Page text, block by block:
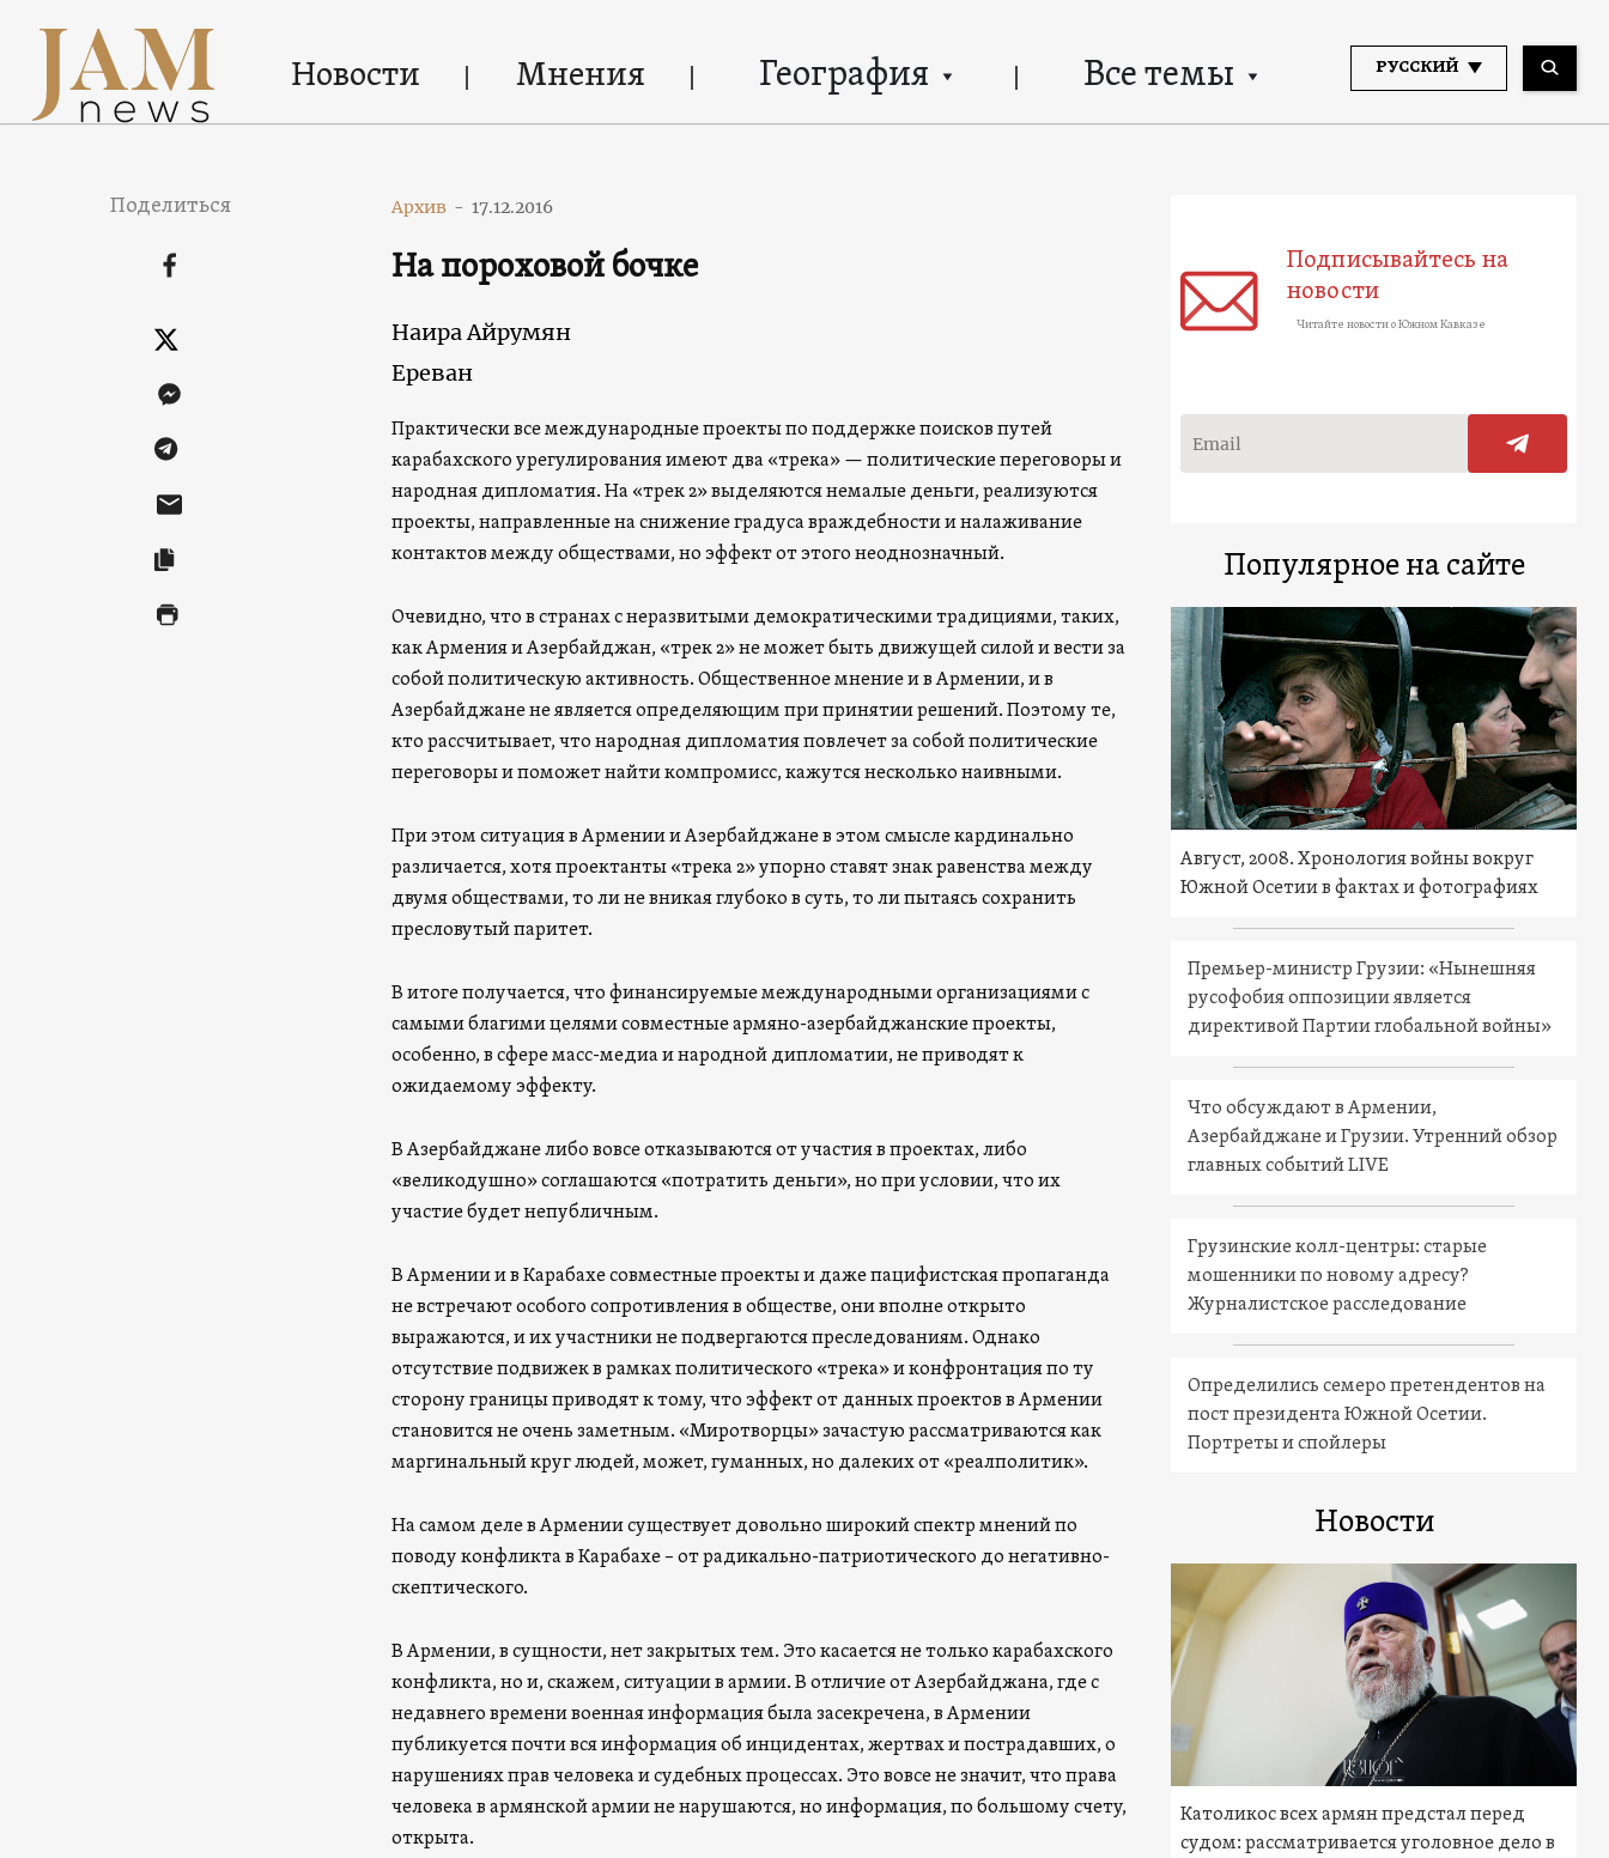
Новости Мнения География Все темы РУССКИЙ
Поделиться Архив - 17.12.2016
На пороховой бочке
Наира Айрумян
Ереван
Практически все международные проекты по поддержке поисков путей
карабахского урегулирования имеют два «трека» — политические переговоры и
народная дипломатия. На «трек 2» выделяются немалые деньги, реализуются
проекты, направленные на снижение градуса враждебности и налаживание
контактов между обществами, но эффект от этого неоднозначный.
Очевидно, что в странах с неразвитыми демократическими традициями, таких,
как Армения и Азербайджан, «трек 2» не может быть движущей силой и вести за
собой политическую активность. Общественное мнение и в Армении, и в
Азербайджане не является определяющим при принятии решений. Поэтому те,
кто рассчитывает, что народная дипломатия повлечет за собой политические
переговоры и поможет найти компромисс, кажутся несколько наивными.
При этом ситуация в Армении и Азербайджане в этом смысле кардинально
различается, хотя проектанты «трека 2» упорно ставят знак равенства между
двумя обществами, то ли не вникая глубоко в суть, то ли пытаясь сохранить
пресловутый паритет.
В итоге получается, что финансируемые международными организациями с
самыми благими целями совместные армяно-азербайджанские проекты,
особенно, в сфере масс-медиа и народной дипломатии, не приводят к
ожидаемому эффекту.
В Азербайджане либо вовсе отказываются от участия в проектах, либо
«великодушно» соглашаются «потратить деньги», но при условии, что их
участие будет непубличным.
В Армении и в Карабахе совместные проекты и даже пацифистская пропаганда
не встречают особого сопротивления в обществе, они вполне открыто
выражаются, и их участники не подвергаются преследованиям. Однако
отсутствие подвижек в рамках политического «трека» и конфронтация по ту
сторону границы приводят к тому, что эффект от данных проектов в Армении
становится не очень заметным. «Миротворцы» зачастую рассматриваются как
маргинальный круг людей, может, гуманных, но далеких от «реалполитик».
На самом деле в Армении существует довольно широкий спектр мнений по
поводу конфликта в Карабахе – от радикально-патриотического до негативно-
скептического.
В Армении, в сущности, нет закрытых тем. Это касается не только карабахского
конфликта, но и, скажем, ситуации в армии. В отличие от Азербайджана, где с
недавнего времени военная информация была засекречена, в Армении
публикуется почти вся информация об инцидентах, жертвах и пострадавших, о
нарушениях прав человека и судебных процессах. Это вовсе не значит, что права
человека в армянской армии не нарушаются, но информация, по большому счету,
открыта.
Подписывайтесь на
новости
Читайте новости о Южном Кавказе
Популярное на сайте
Август, 2008. Хронология войны вокруг
Южной Осетии в фактах и фотографиях
Премьер-министр Грузии: «Нынешняя
русофобия оппозиции является
директивой Партии глобальной войны»
Что обсуждают в Армении,
Азербайджане и Грузии. Утренний обзор
главных событий LIVE
Грузинские колл-центры: старые
мошенники по новому адресу?
Журналистское расследование
Определились семеро претендентов на
пост президента Южной Осетии.
Портреты и спойлеры
Новости
Католикос всех армян предстал перед
судом: рассматривается уголовное дело в